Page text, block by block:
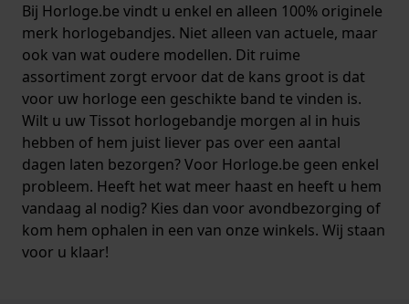
Bij Horloge.be vindt u enkel en alleen 100% originele
merk horlogebandjes. Niet alleen van actuele, maar
ook van wat oudere modellen. Dit ruime
assortiment zorgt ervoor dat de kans groot is dat
voor uw horloge een geschikte band te vinden is.
Wilt u uw Tissot horlogebandje morgen al in huis
hebben of hem juist liever pas over een aantal
dagen laten bezorgen? Voor Horloge.be geen enkel
probleem. Heeft het wat meer haast en heeft u hem
vandaag al nodig? Kies dan voor avondbezorging of
kom hem ophalen in een van onze winkels. Wij staan
voor u klaar!